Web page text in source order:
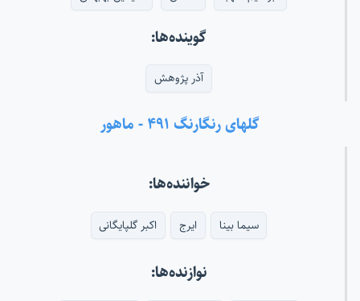
گوینده‌ها:
آذر پژوهش
گلهای رنگارنگ ۴۹۱ - ماهور
خواننده‌ها:
سیما بینا ایرج اکبر گلپایگانی
نوازنده‌ها: